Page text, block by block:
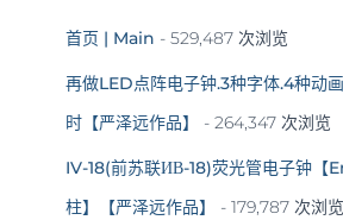
首页 | Main - 529,487 次浏览
再做LED点阵电子钟.3种字体.4种动
时【严泽远作品】
- 264,347 次浏览
IV-18(前苏联ИВ-18)荧光管电子钟
柱】【严泽远作品】
- 179,787 次浏览